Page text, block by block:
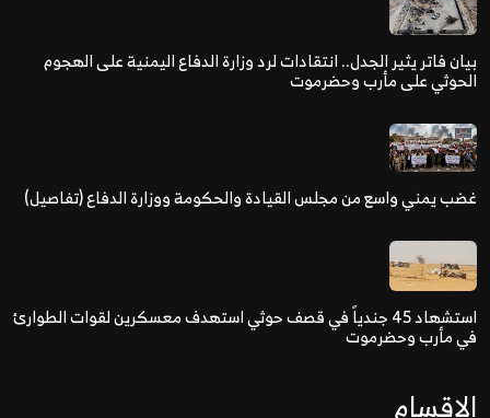
بيان فاتر يثير الجدل.. انتقادات لرد وزارة الدفاع اليمنية على الهجوم
الحوثي على مأرب وحضرموت
غضب يمني واسع من مجلس القيادة والحكومة ووزارة الدفاع (تفاصيل)
استشهاد 45 جندياً في قصف حوثي استهدف معسكرين لقوات الطوارئ
في مأرب وحضرموت
الاقسام